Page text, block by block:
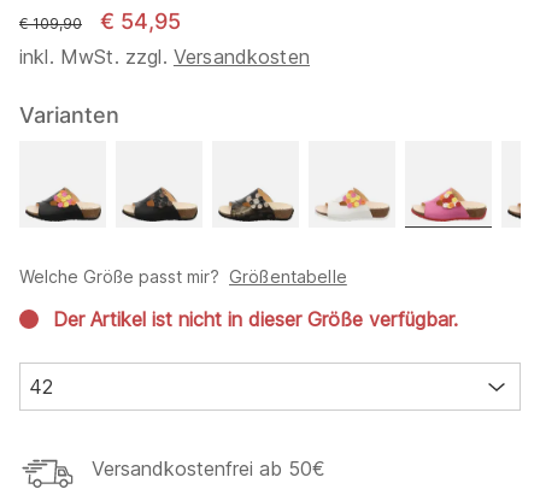
statt
€ 109,90 € 54,95
inkl. MwSt. zzgl. Versandkosten
Varianten
Welche Größe passt mir? Größentabelle
Der Artikel ist nicht in dieser Größe verfügbar.
42
Versandkostenfrei ab 50€